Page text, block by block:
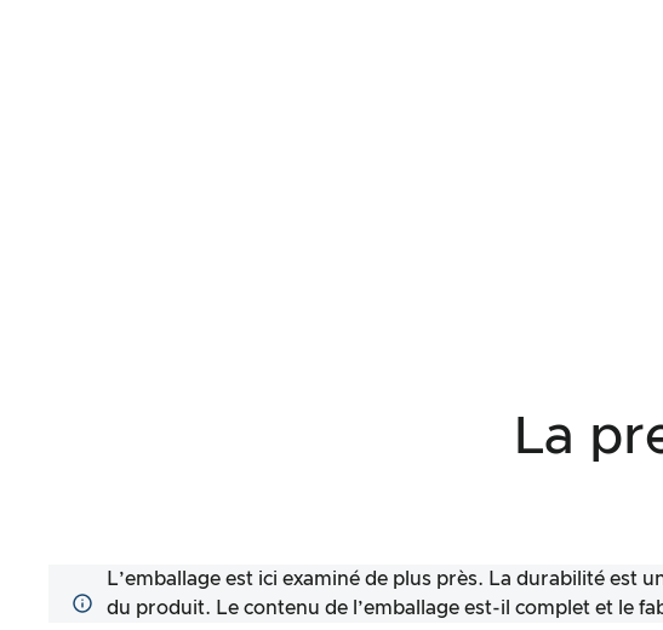
La
L’emballage est ici examiné de plus près. La durabilité
du produit. Le contenu de l’emballage est-il complet et le